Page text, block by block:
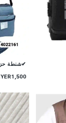
✔شنطة
YER1,500